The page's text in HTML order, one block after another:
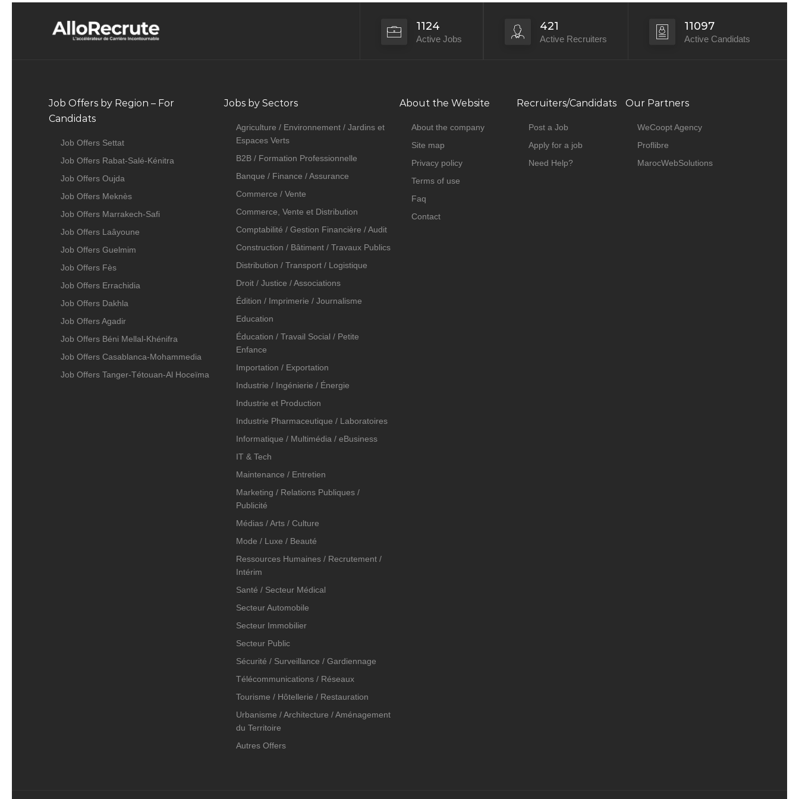
1124
Active Jobs
421
Active Recruiters
11097
Active Candidats
Job Offers by Region – For
Candidats
Job Offers Settat
Job Offers Rabat-Salé-Kénitra
Job Offers Oujda
Job Offers Meknès
Job Offers Marrakech-Safi
Job Offers Laâyoune
Job Offers Guelmim
Job Offers Fès
Job Offers Errachidia
Job Offers Dakhla
Job Offers Agadir
Job Offers Béni Mellal-Khénifra
Job Offers Casablanca-Mohammedia
Job Offers Tanger-Tétouan-Al Hoceïma
Jobs by Sectors
Agriculture / Environnement / Jardins et
Espaces Verts
B2B / Formation Professionnelle
Banque / Finance / Assurance
Commerce / Vente
Commerce, Vente et Distribution
Comptabilité / Gestion Financière / Audit
Construction / Bâtiment / Travaux Publics
Distribution / Transport / Logistique
Droit / Justice / Associations
Édition / Imprimerie / Journalisme
Education
Éducation / Travail Social / Petite
Enfance
Importation / Exportation
Industrie / Ingénierie / Énergie
Industrie et Production
Industrie Pharmaceutique / Laboratoires
Informatique / Multimédia / eBusiness
IT & Tech
Maintenance / Entretien
Marketing / Relations Publiques /
Publicité
Médias / Arts / Culture
Mode / Luxe / Beauté
Ressources Humaines / Recrutement /
Intérim
Santé / Secteur Médical
Secteur Automobile
Secteur Immobilier
Secteur Public
Sécurité / Surveillance / Gardiennage
Télécommunications / Réseaux
Tourisme / Hôtellerie / Restauration
Urbanisme / Architecture / Aménagement
du Territoire
Autres Offers
About the Website
About the company
Site map
Privacy policy
Terms of use
Faq
Contact
Recruiters/Candidats
Post a Job
Apply for a job
Need Help?
Our Partners
WeCoopt Agency
Proflibre
MarocWebSolutions